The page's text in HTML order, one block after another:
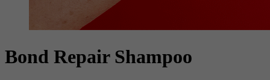
Bond Repair Shampoo